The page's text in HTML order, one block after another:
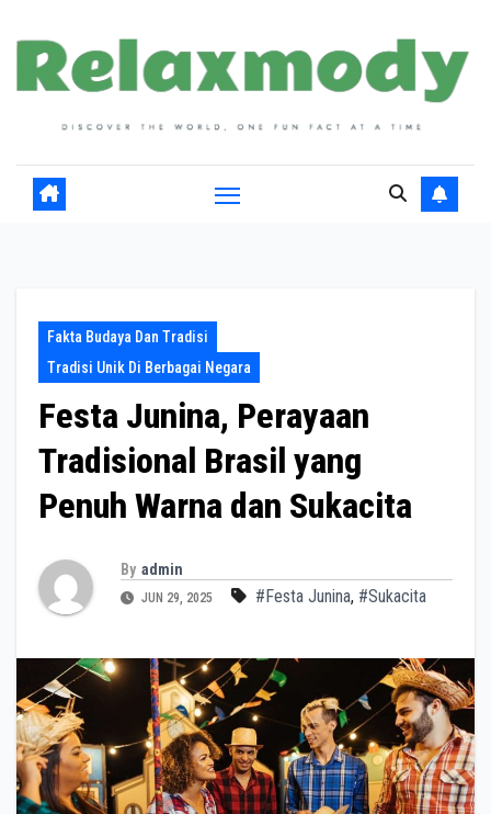
content
Fakta Budaya Dan Tradisi
Tradisi Unik Di Berbagai Negara
Festa Junina, Perayaan
Tradisional Brasil yang
Penuh Warna dan Sukacita
By admin
JUN 29, 2025 #Festa Junina, #Sukacita